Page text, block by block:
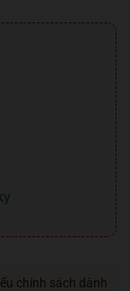
chính sách dành